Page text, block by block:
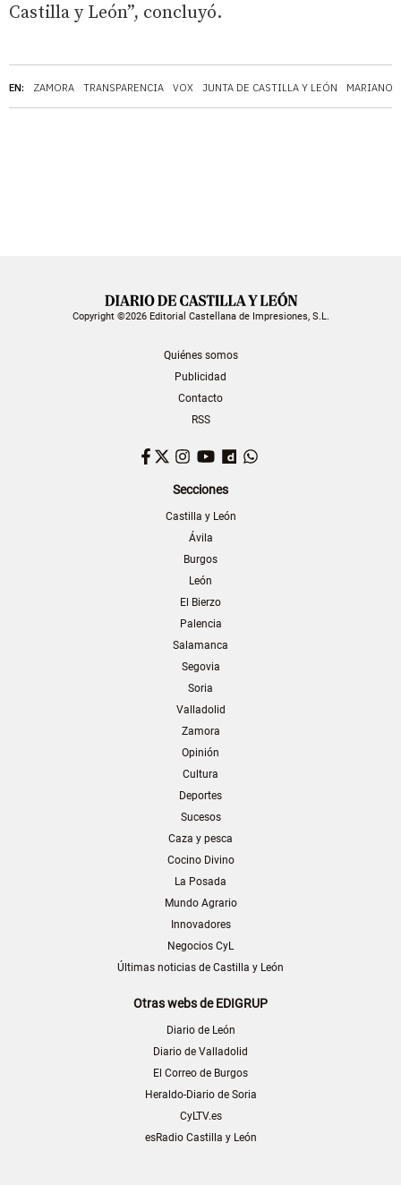
EN: ZAMORA TRANSPARENCIA VOX JUNTA DE CASTILLA Y LEÓN MARIANO
Castilla y León”, concluyó.
Copyright ©2026 Editorial Castellana de Impresiones, S.L.
Quiénes somos
Publicidad
Contacto
RSS
Facebook
TwitterInstagram
YouTubeDailymotion
Secciones
Castilla y León
Ávila
Burgos
León
El Bierzo
Palencia
Salamanca
Segovia
Soria
Valladolid
Zamora
Opinión
Cultura
Deportes
Sucesos
Caza y pesca
Cocino Divino
La Posada
Mundo Agrario
Innovadores
Negocios CyL
Últimas noticias de Castilla y León
Otras webs de EDIGRUP
Diario de León
Diario de Valladolid
El Correo de Burgos
Heraldo-Diario de Soria
CyLTV.es
esRadio Castilla y León